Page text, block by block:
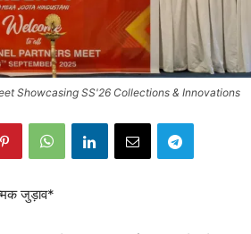
Showcasing SS'26 Collections & Innovations
जुड़ाव*